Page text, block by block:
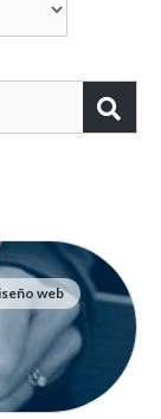
web
no son
para que